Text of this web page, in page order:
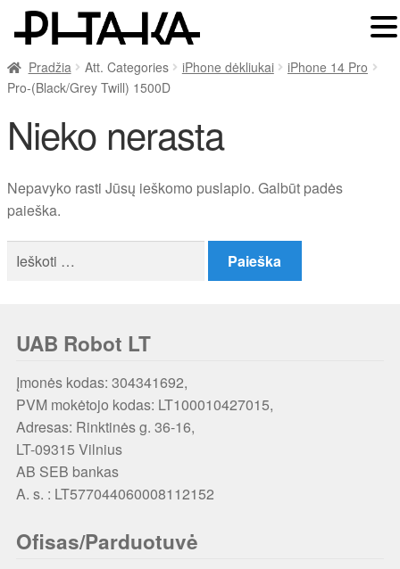
Pradžia Att. Categories iPhone dėkliukai
iPhone 14 Pro
Pro-(Black/Grey Twill) 1500D
Nieko nerasta
Nepavyko rasti Jūsų ieškomo puslapio. Galbūt padės
paieška.
Ieškoti:
UAB Robot LT
Įmonės kodas: 304341692,
PVM mokėtojo kodas: LT100010427015,
Adresas: Rinktinės g. 36-16,
LT-09315 Vilnius
AB SEB bankas
A. s. : LT577044060008112152
Ofisas/Parduotuvė